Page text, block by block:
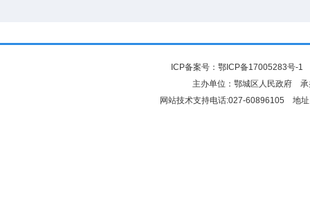
ICP备案号： 鄂ICP备17005283号-1
主办单位：鄂城区人民政府
网站技术支持电话:027-60896105 地